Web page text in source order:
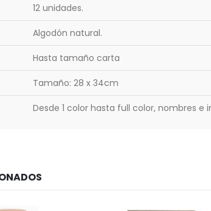
12 unidades.
Algodón natural.
Hasta tamaño carta
Tamaño: 28 x 34cm
Desde 1 color hasta full color, nombres e